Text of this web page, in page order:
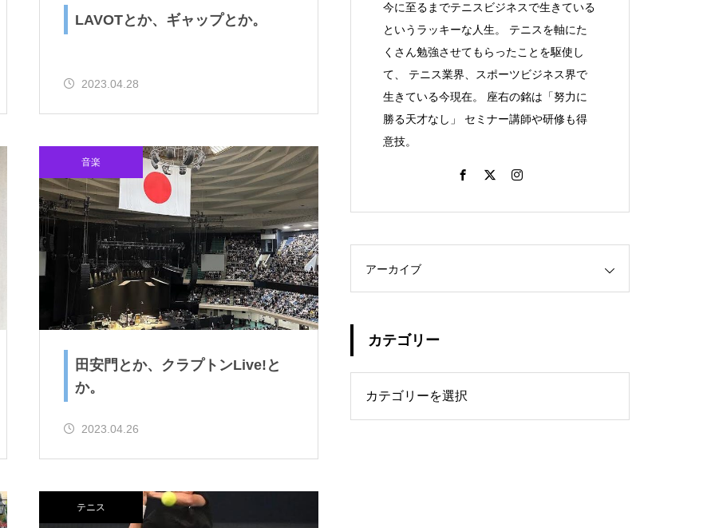
か。
つけめんとか、テニスをしよ
LAVOTとか、ギャップとか。
2023.04.28
音楽
田安門とか、クラプトンLive!と
か。
2023.04.26
テニス
今に至るまでテニスビジネスで生きている
というラッキーな人生。 テニスを軸にた
くさん勉強させてもらったことを駆使し
て、 テニス業界、スポーツビジネス界で
生きている今現在。 座右の銘は「努力に
勝る天才なし」 セミナー講師や研修も得
意技。
アーカイブ
カテゴリー